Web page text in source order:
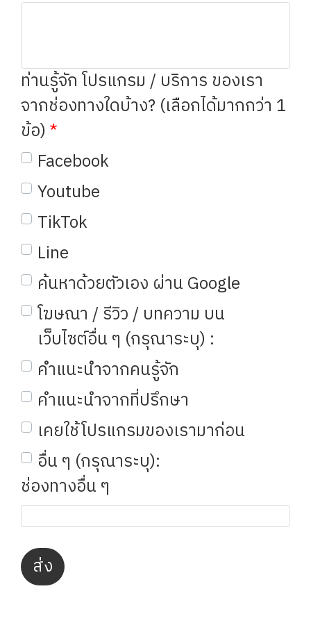
ท่านรู้จัก โปรแกรม / บริการ ของเรา
จากช่องทางใดบ้าง? (เลือกได้มากกว่า 1
ข้อ)
Facebook
Youtube
TikTok
Line
ค้นหาด้วยตัวเอง ผ่าน Google
โฆษณา / รีวิว / บทความ บน
เว็บไซต์อื่น ๆ (กรุณาระบุ) :
คำแนะนำจากคนรู้จัก
คำแนะนำจากที่ปรึกษา
เคยใช้โปรแกรมของเรามาก่อน
อื่น ๆ (กรุณาระบุ):
ช่องทางอื่น ๆ
ส่ง